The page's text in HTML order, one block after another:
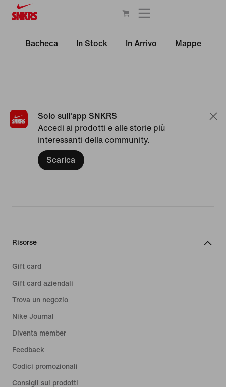
Bacheca In Stock In Arrivo Mappe
Solo sull'app SNKRS
Accedi ai prodotti e alle storie più
interessanti della community.
Scarica
Risorse
Gift card
Gift card aziendali
Trova un negozio
Nike Journal
Diventa member
Feedback
Codici promozionali
Consigli sui prodotti